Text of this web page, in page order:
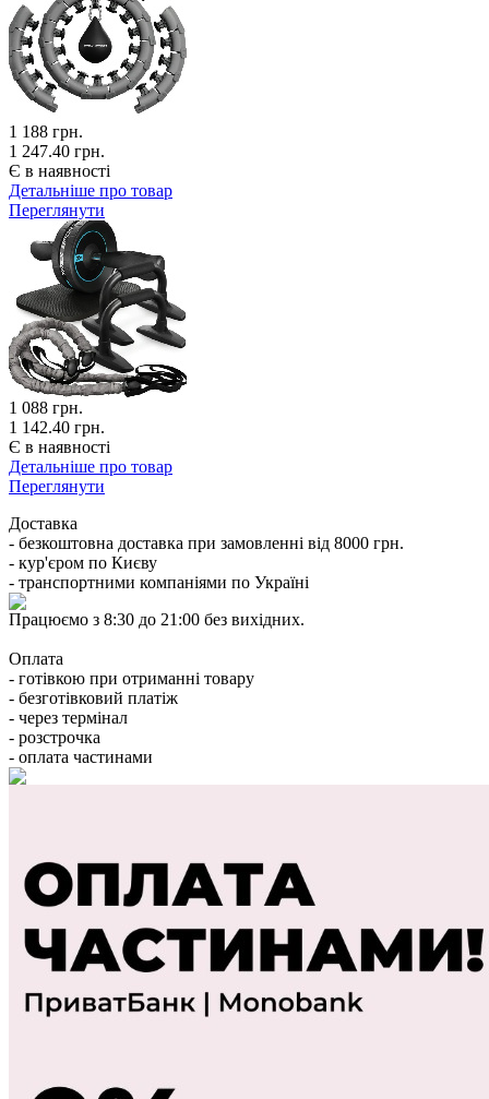
1 188 грн.
1 247.40 грн.
Є в наявності
Детальніше про товар
Переглянути
1 088 грн.
1 142.40 грн.
Є в наявності
Детальніше про товар
Переглянути
Доставка
- безкоштовна доставка при замовленні від 8000 грн.
- кур'єром по Києву
- транспортними компаніями по Україні
Працюємо з 8:30 до 21:00 без вихідних.
Оплата
- готівкою при отриманні товару
- безготівковий платіж
- через термінал
- розстрочка
- оплата частинами